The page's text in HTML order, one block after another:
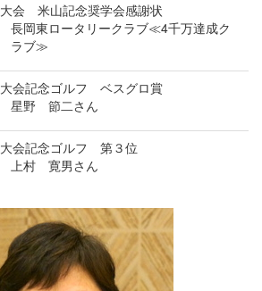
会 米山記念奨学会感謝状
長岡東ロータリークラブ≪4千万達成ク
ラブ≫
会記念ゴルフ ベスグロ賞
星野 節二さん
会記念ゴルフ 第３位
上村 寛男さん